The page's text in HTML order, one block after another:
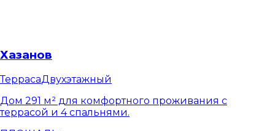
Хазанов
ТеррасаДвухэтажный
Дом 291 м² для комфортного проживания с
террасой и 4 спальнями.